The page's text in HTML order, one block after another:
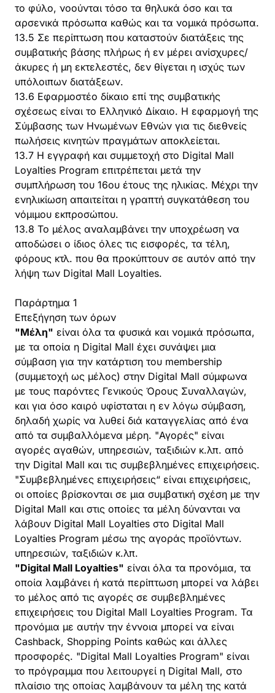
το φύλο, νοούνται τόσο τα θηλυκά όσο και τα
αρσενικά πρόσωπα καθώς και τα νομικά πρόσωπα.
13.5 Σε περίπτωση που καταστούν διατάξεις της
συμβατικής βάσης πλήρως ή εν μέρει ανίσχυρες/
άκυρες ή μη εκτελεστές, δεν θίγεται η ισχύς των
υπόλοιπων διατάξεων.
13.6 Εφαρμοστέο δίκαιο επί της συμβατικής
σχέσεως είναι το Ελληνικό Δίκαιο. Η εφαρμογή της
Σύµβασης των Ηνωµένων Εθνών για τις διεθνείς
πωλήσεις κινητών πραγµάτων αποκλείεται.
13.7 Η εγγραφή και συμμετοχή στο Digital Mall
Loyalties Program επιτρέπεται μετά την
συμπλήρωση του 16ου έτους της ηλικίας. Μέχρι την
ενηλικίωση απαιτείται η γραπτή συγκατάθεση του
νόμιμου εκπροσώπου.
13.8 Το μέλος αναλαμβάνει την υποχρέωση να
αποδώσει ο ίδιος όλες τις εισφορές, τα τέλη,
φόρους κτλ. που θα προκύπτουν σε αυτόν από την
λήψη των Digital Mall Loyalties.
Παράρτημα 1
Επεξήγηση των όρων
"Μέλη" είναι όλα τα φυσικά και νομικά πρόσωπα,
με τα οποία η Digital Mall έχει συνάψει μια
σύμβαση για την κατάρτιση του membership
(συμμετοχή ως μέλος) στην Digital Mall σύμφωνα
με τους παρόντες Γενικούς Όρους Συναλλαγών,
και για όσο καιρό υφίσταται η εν λόγω σύμβαση,
δηλαδή χωρίς να λυθεί διά καταγγελίας από ένα
από τα συμβαλλόμενα μέρη. "Αγορές" είναι
αγορές αγαθών, υπηρεσιών, ταξιδιών κ.λπ. από
την Digital Mall και τις συμβεβλημένες επιχειρήσεις.
"Συμβεβλημένες επιχειρήσεις“ είναι επιχειρήσεις,
οι οποίες βρίσκονται σε μια συμβατική σχέση με την
Digital Mall και στις οποίες τα μέλη δύνανται να
λάβουν Digital Mall Loyalties στο Digital Mall
Loyalties Program μέσω της αγοράς προϊόντων.
υπηρεσιών, ταξιδιών κ.λπ.
"Digital Mall Loyalties" είναι όλα τα προνόμια, τα
οποία λαμβάνει ή κατά περίπτωση μπορεί να λάβει
το μέλος από τις αγορές σε συμβεβλημένες
επιχειρήσεις του Digital Mall Loyalties Program. Τα
προνόμια με αυτήν την έννοια μπορεί να είναι
Cashback, Shopping Points καθώς και άλλες
προσφορές. "Digital Mall Loyalties Program" είναι
το πρόγραμμα που λειτουργεί η Digital Mall, στο
πλαίσιο της οποίας λαμβάνουν τα μέλη της κατά